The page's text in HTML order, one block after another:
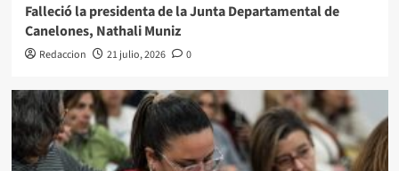
Falleció la presidenta de la Junta Departamental de
Canelones, Nathali Muniz
Redaccion 21 julio, 2026 0